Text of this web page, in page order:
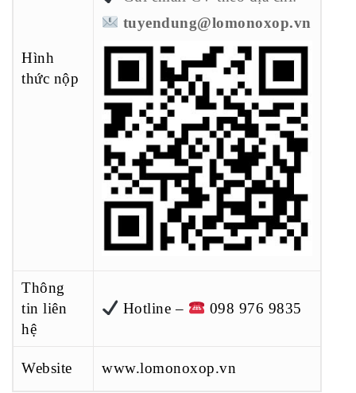
Hình
thức nộp
tuyendung@lomonoxop.vn
Thông
tin liên
hệ
Hotline – 098 976 9835
Website www.lomonoxop.vn